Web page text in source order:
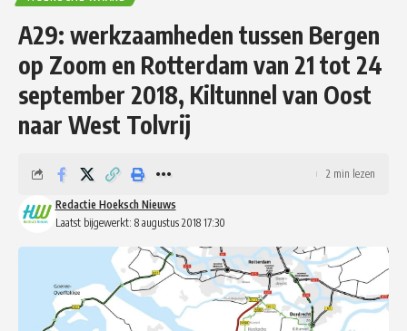
A29: werkzaamheden tussen Bergen
op Zoom en Rotterdam van 21 tot 24
september 2018, Kiltunnel van Oost
naar West Tolvrij
Laatst bijgewerkt: 8 augustus 2018 17:30
Redactie Hoeksch Nieuws
2 min lezen